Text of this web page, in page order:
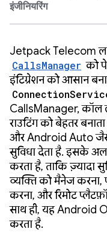
इंजीनियरिंग
Jetpack Telecom
CallsManager को
इंटिग्रेशन को आसान
CallsManager,
राउटिंग को बेहतर
और Android Auto जैसे
सुविधा देता है. इसके
करता है, ताकि ज़्यादा
व्यक्ति को मैनेज
करना, और रिमोट
साथ ही, यह Android
करता है.